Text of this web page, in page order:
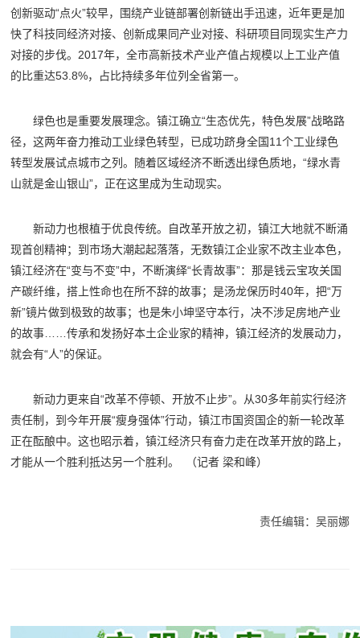
创新驱动“点火”较早，围绕产业链部署创新链出手迅速，近年更是加
快了科技同经济对接、创新成果同产业对接、科研项目同现实生产力
对接的步伐。2017年，全市高新技术产业产值占规模以上工业产值
的比重达53.8%，占比持续多年位列全省第一。
绿色也是重要发展理念。镇江确立“生态优先，特色发展”战略路
径，这两年奋力推动工业绿色转型，已成功跻身全国11个工业绿色
转型发展试点城市之列。随着区域经济不断透出绿色质地，“绿水青
山就是金山银山”，正在这里成为生动现实。
新动力也根植于优良传统。自改革开放之初，镇江大地就不断涌
现首创精神；到市场大潮起起落落，无数镇江企业家不改主业本色，
镇江经济在“变与不变”中，不断演绎“长青故事”：那是钱云宝攻关国
产碳纤维，搭上性命也在所不辞的故事；是汤龙保历时40年，把“万
新”镜片做到极致的故事；也是朱小坤坚守本行，决不涉足房地产业
的故事……传承和发扬好本土企业家的精神，镇江经济的发展动力，
就会有“人”的保证。
新动力更来自“改革不停顿、开放不止步”。从30多年前实行经济
责任制，到今年开展“瘦身强体”行动，镇江市国资国企的新一轮改革
正在酝酿中。这也昭示着，镇江经济只有奋力走在改革开放的路上，
才能从一个胜利抵达另一个胜利。 （记者 梁和峰）
责任编辑：吴丽娜